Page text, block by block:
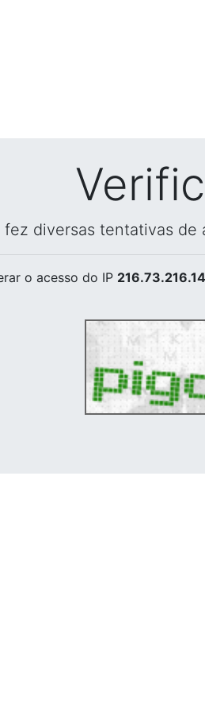
fez diversas tentativas
o acesso do IP 216.73.216.14